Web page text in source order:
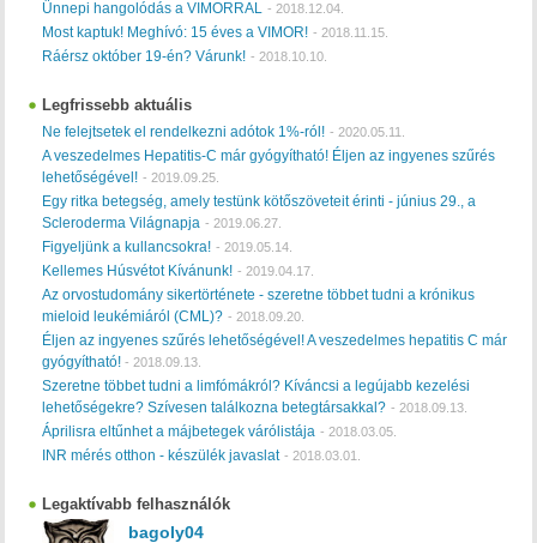
Ünnepi hangolódás a VIMORRAL - 2018.12.04.
Most kaptuk! Meghívó: 15 éves a VIMOR! - 2018.11.15.
Ráérsz október 19-én? Várunk! - 2018.10.10.
Legfrissebb aktuális
Ne felejtsetek el rendelkezni adótok 1%-ról! - 2020.05.11.
A veszedelmes Hepatitis-C már gyógyítható! Éljen az ingyenes szűrés
lehetőségével! - 2019.09.25.
Egy ritka betegség, amely testünk kötőszöveteit érinti - június 29., a
Scleroderma Világnapja - 2019.06.27.
Figyeljünk a kullancsokra! - 2019.05.14.
Kellemes Húsvétot Kívánunk! - 2019.04.17.
Az orvostudomány sikertörténete - szeretne többet tudni a krónikus
mieloid leukémiáról (CML)? - 2018.09.20.
Éljen az ingyenes szűrés lehetőségével! A veszedelmes hepatitis C már
gyógyítható!- 2018.09.13.
Szeretne többet tudni a limfómákról? Kíváncsi a legújabb kezelési
lehetőségekre? Szívesen találkozna betegtársakkal? - 2018.09.13.
Áprilisra eltűnhet a májbetegek várólistája - 2018.03.05.
INR mérés otthon - készülék javaslat - 2018.03.01.
Legaktívabb felhasználók
bagoly04